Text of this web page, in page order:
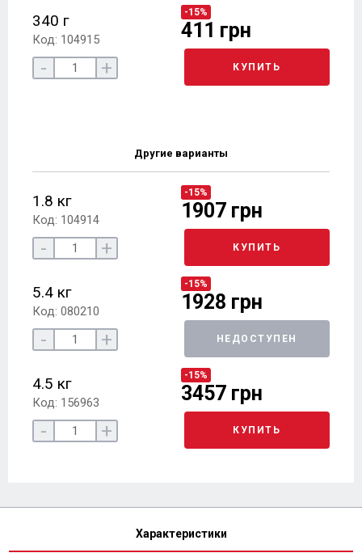
340 г
Код: 104915
-15%
411 грн
- + КУПИТЬ
Другие варианты
1.8 кг
Код: 104914
-15%
1907 грн
- + КУПИТЬ
5.4 кг
Код: 080210
-15%
1928 грн
- + НЕДОСТУПЕН
4.5 кг
Код: 156963
-15%
3457 грн
- + КУПИТЬ
Характеристики